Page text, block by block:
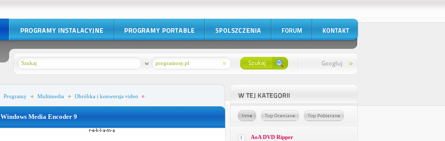
programosy.pl
w
Programy Multimedia Obróbka i konwersja video
Windows Media Encoder 9
1 AoA DVD Ripper